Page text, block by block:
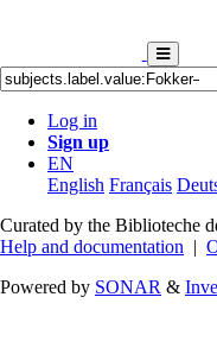
Log in
Sign up
EN
English Français
Curated by the Biblioteche
Help and documentation |
Powered by SONAR &